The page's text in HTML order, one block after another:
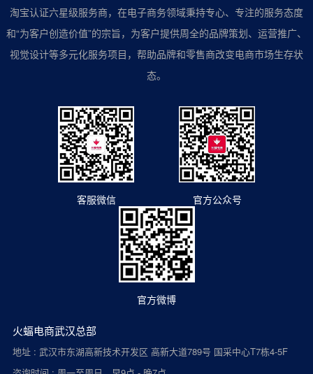
淘宝认证六星级服务商，在电子商务领域秉持专心、专注的服务态度
和“为客户创造价值”的宗旨，为客户提供周全的品牌策划、运营推广、
视觉设计等多元化服务项目，帮助品牌和零售商改变电商市场生存状
态。
客服微信 官方公众号
官方微博
火蝠电商武汉总部
地址 : 武汉市东湖高新技术开发区 高新大道789号 国采中心T7栋4-5F